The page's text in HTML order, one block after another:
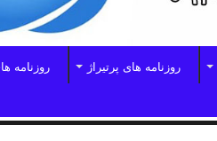
روزنامه های پرتیراژ روزنامه